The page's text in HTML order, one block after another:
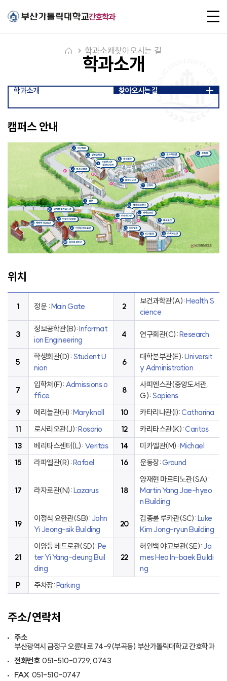
간호학과
전
체
메
학과소개
학과소개찾아오시는 길
학과소개 찾아오시는 길
캠퍼스 안내
위치
1 정문 :Main Gate 2
보건과학관(A):Health S
cience
3
정보공학관(B):Informat
ion Engineering
4 연구회관(C):Research
5
학생회관(D): Student U
nion
6
대학본부관(E):Universit
y Administration
7
입학처(F): Admissions o
ffice
8
사피엔스관(중앙도서관,
G): Sapiens
9
메리놀관(H):Maryknoll 10 카타리나관(I):Catharina
11
로사리오관(J):Rosario 12 카리타스관(K):Caritas
13
베리타스센터(L): Veritas 14 미카엘관(M):Michael
15
라파엘관(R):Rafael 16 운동장:Ground
17 라자로관(N):Lazarus 18
양재현 마르티노관(SA):
Martin Yang Jae-hyeo
n Building
19
이정식 요한관(SB):John
Yi Jeong-sik Building
20
김종륜 루카관(SC):Luke
Kim Jong-ryun Building
21
이양등 베드로관(SD):Pe
ter Yi Yang-deung Buil
ding
22
허인백 야고보관(SE):Ja
mes Heo In-baek Buildi
ng
P
주차장:Parking
주소/연락처
주소
부산광역시 금정구 오륜대로 74-9(부곡동) 부산가톨릭대학교 간호학과
전화번호 051-510-0729, 0743
FAX 051-510-0747